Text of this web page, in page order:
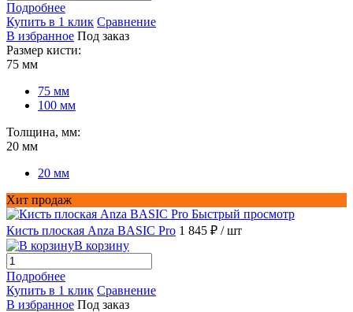
Подробнее
Купить в 1 клик Сравнение
В избранное Под заказ
Размер кисти:
75 мм
75 мм
100 мм
Толщина, мм:
20 мм
20 мм
Хит продаж
Быстрый просмотр
Кисть плоская Anza BASIC Pro 1 845 ₽ / шт
В корзину
Подробнее
Купить в 1 клик Сравнение
В избранное Под заказ